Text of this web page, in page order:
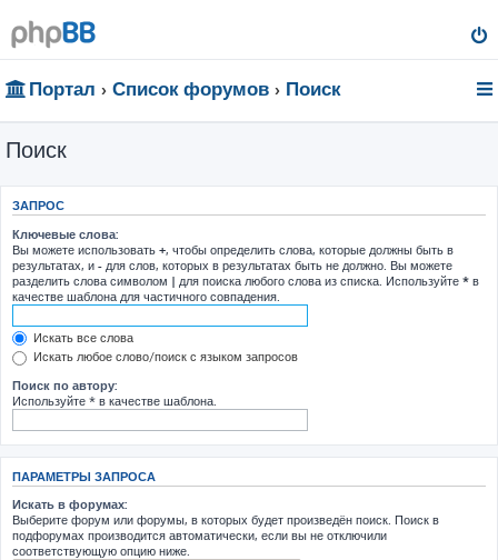
Портал Список форумов Поиск
Поиск
ЗАПРОС
Ключевые слова:
Вы можете использовать +, чтобы определить слова, которые должны быть в
результатах, и - для слов, которых в результатах быть не должно. Вы можете
разделить слова символом | для поиска любого слова из списка. Используйте * в
качестве шаблона для частичного совпадения.
Искать все слова
Искать любое слово/поиск с языком запросов
Поиск по автору:
Используйте * в качестве шаблона.
ПАРАМЕТРЫ ЗАПРОСА
Искать в форумах:
Выберите форум или форумы, в которых будет произведён поиск. Поиск в
подфорумах производится автоматически, если вы не отключили
соответствующую опцию ниже.